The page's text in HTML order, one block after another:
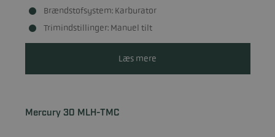
Brændstofsystem: Karburator
Trimindstillinger: Manuel tilt
Læs mere
Mercury 30 MLH-TMC